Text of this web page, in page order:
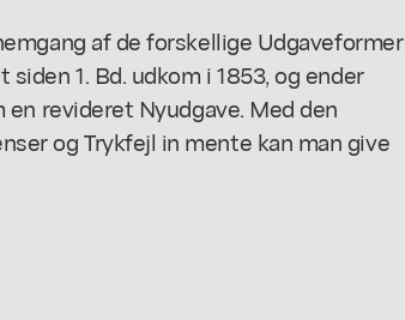
af de forskellige Udgaveformer
1. Bd. udkom i 1853, og ender
revideret Nyudgave. Med den
og Trykfejl in mente kan man give